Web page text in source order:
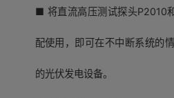
■ 将直流高压测试探头P2010
配使用，即可在不中断系统的
的光伏发电设备。